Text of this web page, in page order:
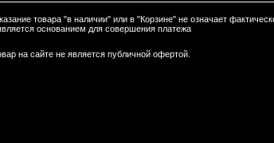
товара "в наличии" или в "Корзине" не означает
основанием для совершения платежа
на сайте не является публичной офертой.